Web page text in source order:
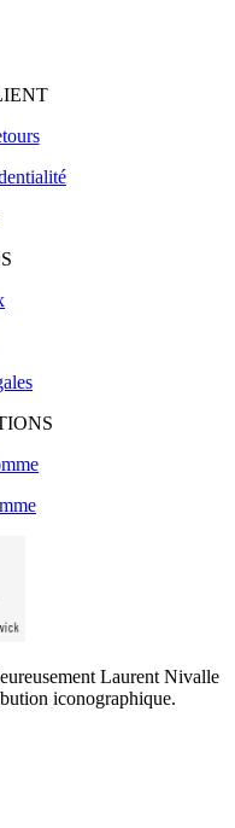
Laurent Nivalle
iconographique.